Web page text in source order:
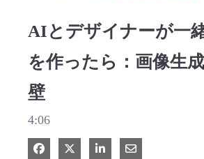
AIとデザイナーが一
を作ったら：画像生
壁
4:06
Facebook で共有
Xで共有する
LinkedIn で共有
電子メールで